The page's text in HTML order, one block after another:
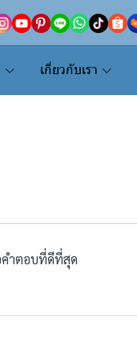
เกี่ยวกับเรา
คำตอบที่ดีที่สุด